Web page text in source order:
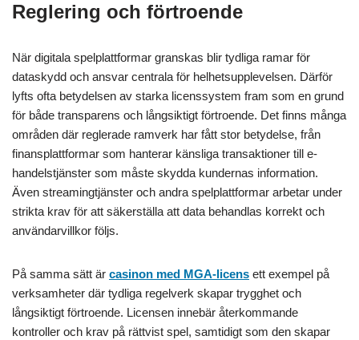
Reglering och förtroende
När digitala spelplattformar granskas blir tydliga ramar för
dataskydd och ansvar centrala för helhetsupplevelsen. Därför
lyfts ofta betydelsen av starka licenssystem fram som en grund
för både transparens och långsiktigt förtroende. Det finns många
områden där reglerade ramverk har fått stor betydelse, från
finansplattformar som hanterar känsliga transaktioner till e-
handelstjänster som måste skydda kundernas information.
Även streamingtjänster och andra spelplattformar arbetar under
strikta krav för att säkerställa att data behandlas korrekt och
användarvillkor följs.
På samma sätt är casinon med MGA-licens ett exempel på
verksamheter där tydliga regelverk skapar trygghet och
långsiktigt förtroende. Licensen innebär återkommande
kontroller och krav på rättvist spel, samtidigt som den skapar